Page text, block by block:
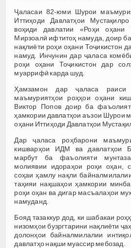
Ҷаласаи 82-юми Шурои
Иттиҳоди Давлатҳои
воҳиди давлатии «Роҳи оҳани
Мирзоалӣ ифтитоҳ намуда, доир
нақлиёти роҳи оҳани Тоҷикистон
намуд. Инчунин дар ҷаласа
роҳи оҳани Тоҷикистон дар
муаррифӣ карда шуд.
Ҳамзамон дар ҷаласа раиси
маъмуриятҳои роҳҳои оҳани
Виктор Попов доир ба
ҳамкории давлатҳои аъзои Шурои
оҳани Иттиҳоди Давлатҳои
Дар ҷаласа роҳбарони
кишварҳои ИДМ ва давлатҳои
марбут ба фаъолияти
молиявии идораҳои роҳи оҳан,
соҳаи ҳамлу нақли
таҳияи нақшаҳои ҳамкории
роҳи оҳан ва дигар масъалаҳои
намуданд.
Бояд тазаккур дод, ки шабакаи
низомҳои бузргтарини нақлиёти
долонҳои байналмилалии
давлатҳо нақши муассир мебозад.